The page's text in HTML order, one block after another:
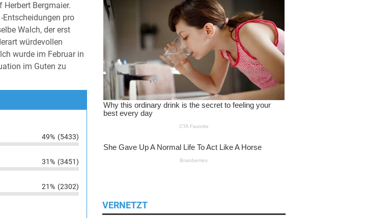
Bergmaier.
pro
Walch, der erst
würdevollen
wurde im Februar in
im Guten zu
49% (5433)
31% (3451)
21% (2302)
VERNETZT